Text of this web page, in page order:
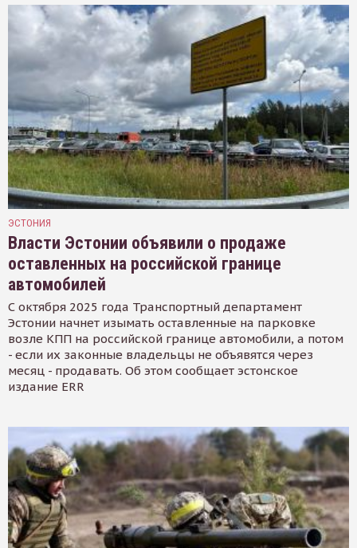
ЭСТОНИЯ
Власти Эстонии объявили о продаже
оставленных на российской границе
автомобилей
С октября 2025 года Транспортный департамент
Эстонии начнет изымать оставленные на парковке
возле КПП на российской границе автомобили, а потом
- если их законные владельцы не объявятся через
месяц - продавать. Об этом сообщает эстонское
издание ERR